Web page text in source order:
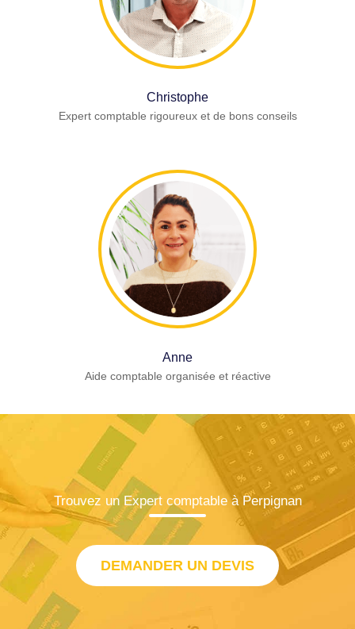
Christophe
Expert comptable rigoureux et de bons conseils
Anne
Aide comptable organisée et réactive
Trouvez un Expert comptable à Perpignan
DEMANDER UN DEVIS